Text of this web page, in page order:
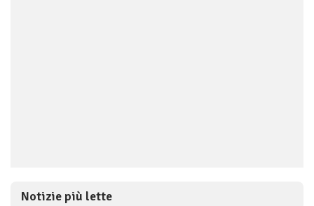
Notizie più lette